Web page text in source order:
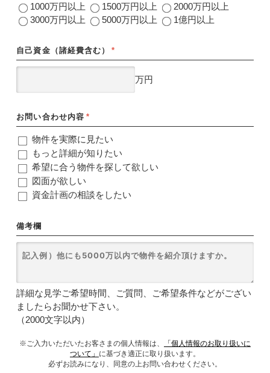
1000万円以上
1500万円以上
2000万円以上
3000万円以上
5000万円以上 1億円以上
自己資金（諸経費含む） *
万円
お問い合わせ内容 *
物件を実際に見たい
もっと詳細が知りたい
希望に合う物件を探して欲しい
図面が欲しい
資金計画の相談をしたい
備考欄
詳細な見学ご希望時間、ご質問、ご希望条件などがござい
ましたらお聞かせ下さい。
（2000文字以内）
※ご入力いただいたお客さまの個人情報は、
「個人情報のお取り扱いに
ついて」 に基づき適正に取り扱います。
必ずお読みになり、同意の上お問い合わせください。